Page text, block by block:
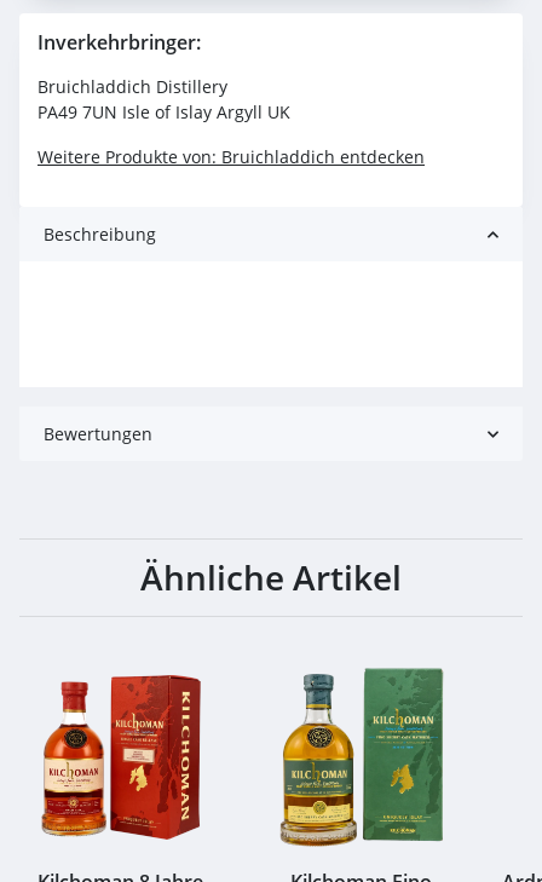
Inverkehrbringer:
Bruichladdich Distillery
PA49 7UN Isle of Islay Argyll UK
Weitere Produkte von: Bruichladdich entdecken
Beschreibung
Bewertungen
Ähnliche Artikel